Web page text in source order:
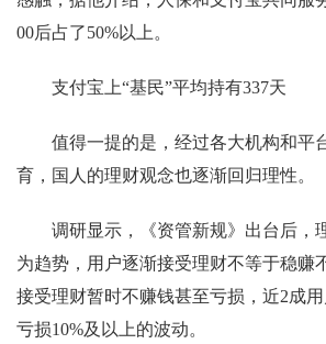
00后占了50%以上。
支付宝上“基民”平均持有337天
值得一提的是，经过各大机构和平
育，国人的理财观念也逐渐回归理性。
调研显示，《资管新规》出台后，
为趋势，用户逐渐接受理财不等于稳赚
接受理财暂时不赚钱甚至亏损，近2成
亏损10%及以上的波动。